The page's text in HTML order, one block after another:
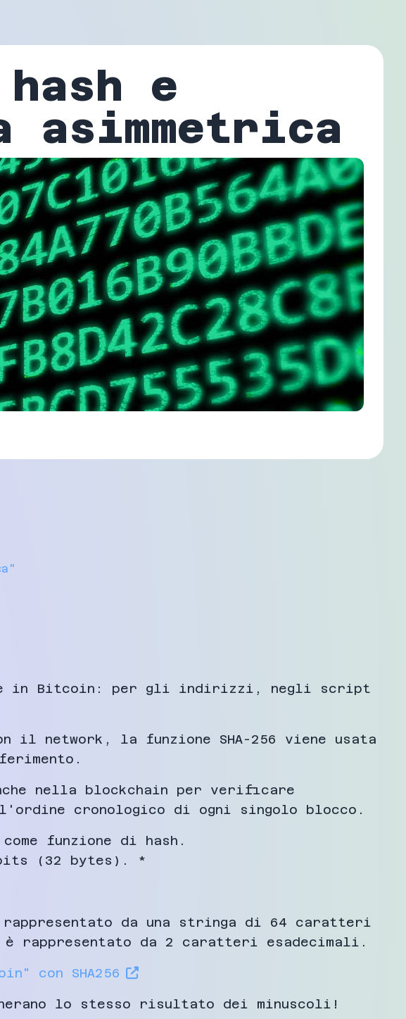
e
in Bitcoin: per gli indirizzi, negli script
il network, la funzione SHA-256 viene usata
nella blockchain per verificare
cronologico di ogni singolo blocco.
funzione di hash.
(32 bytes). *
rappresentato da una stringa di 64 caratteri
rappresentato da 2 caratteri esadecimali.
con SHA256
lo stesso risultato dei minuscoli!